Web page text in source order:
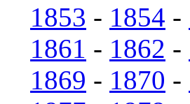
1853 - 1854 -
1861 - 1862 -
1869 - 1870 -